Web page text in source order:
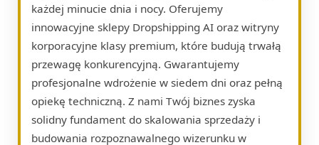
każdej minucie dnia i nocy. Oferujemy
innowacyjne sklepy Dropshipping AI oraz witryny
korporacyjne klasy premium, które budują trwałą
przewagę konkurencyjną. Gwarantujemy
profesjonalne wdrożenie w siedem dni oraz pełną
opiekę techniczną. Z nami Twój biznes zyska
solidny fundament do skalowania sprzedaży i
budowania rozpoznawalnego wizerunku w